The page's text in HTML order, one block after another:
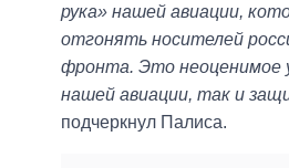
рука» нашей авиации,
отгонять носителей
фронта. Это неоценимое
нашей авиации, так и
подчеркнул Палиса.